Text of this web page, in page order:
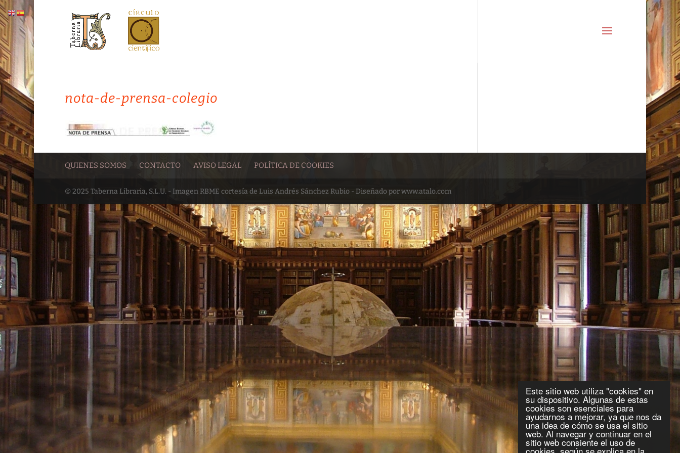
Este sitio web utiliza "cookies" en
su dispositivo. Algunas de estas
cookies son esenciales para
ayudarnos a mejorar, ya que nos da
una idea de cómo se usa el sitio
web. Al navegar y continuar en el
sitio web consiente el uso de
nota-de-prensa-colegio
QUIENES SOMOS CONTACTO AVISO LEGAL POLÍTICA DE COOKIES
© 2025 Taberna Libraria, S.L.U. - Imagen RBME cortesía de Luis Andrés Sánchez Rubio - Diseñado por www.atalo.com